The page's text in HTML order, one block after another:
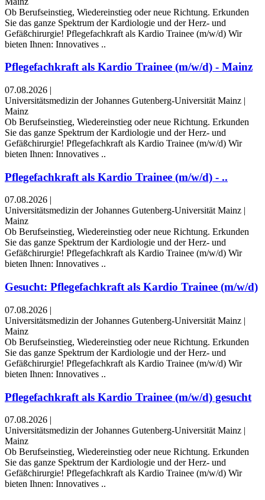
Ob Berufseinstieg, Wiedereinstieg oder neue Richtung. Erkunden
Sie das ganze Spektrum der Kardiologie und der Herz- und
Gefäßchirurgie! Pflegefachkraft als Kardio Trainee (m/w/d) Wir
bieten Ihnen: Innovatives ..
Pflegefachkraft als Kardio Trainee (m/w/d) - Mainz
07.08.2026 |
Universitätsmedizin der Johannes Gutenberg-Universität Mainz |
Mainz
Ob Berufseinstieg, Wiedereinstieg oder neue Richtung. Erkunden
Sie das ganze Spektrum der Kardiologie und der Herz- und
Gefäßchirurgie! Pflegefachkraft als Kardio Trainee (m/w/d) Wir
bieten Ihnen: Innovatives ..
Pflegefachkraft als Kardio Trainee (m/w/d) - ..
07.08.2026
Universitätsmedizin der Johannes Gutenberg-Universität Mainz
Mainz
Ob Berufseinstieg, Wiedereinstieg oder neue Richtung. Erkunden
Sie das ganze Spektrum der Kardiologie und der Herz- und
Gefäßchirurgie! Pflegefachkraft als Kardio Trainee (m/w/d) Wir
bieten Ihnen: Innovatives ..
Gesucht: Pflegefachkraft als Kardio Trainee (m/w/d)
07.08.2026 |
Universitätsmedizin der Johannes Gutenberg-Universität Mainz |
Mainz
Ob Berufseinstieg, Wiedereinstieg oder neue Richtung. Erkunden
Sie das ganze Spektrum der Kardiologie und der Herz- und
Gefäßchirurgie! Pflegefachkraft als Kardio Trainee (m/w/d) Wir
bieten Ihnen: Innovatives ..
Pflegefachkraft als Kardio Trainee (m/w/d) gesucht
07.08.2026 |
Universitätsmedizin der Johannes Gutenberg-Universität Mainz |
Mainz
Ob Berufseinstieg, Wiedereinstieg oder neue Richtung. Erkunden
Sie das ganze Spektrum der Kardiologie und der Herz- und
Gefäßchirurgie! Pflegefachkraft als Kardio Trainee (m/w/d) Wir
bieten Ihnen: Innovatives ..